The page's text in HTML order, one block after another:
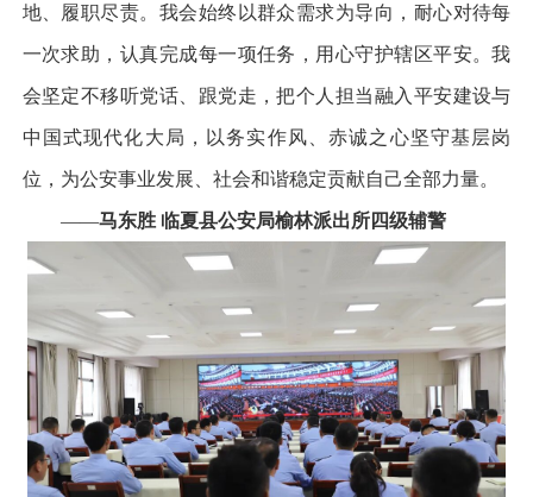
地、履职尽责。我会始终以群众需求为导向，耐心对待每
一次求助，认真完成每一项任务，用心守护辖区平安。我
会坚定不移听党话、跟党走，把个人担当融入平安建设与
中国式现代化大局，以务实作风、赤诚之心坚守基层岗
位，为公安事业发展、社会和谐稳定贡献自己全部力量。
——马东胜 临夏县公安局榆林派出所四级辅警